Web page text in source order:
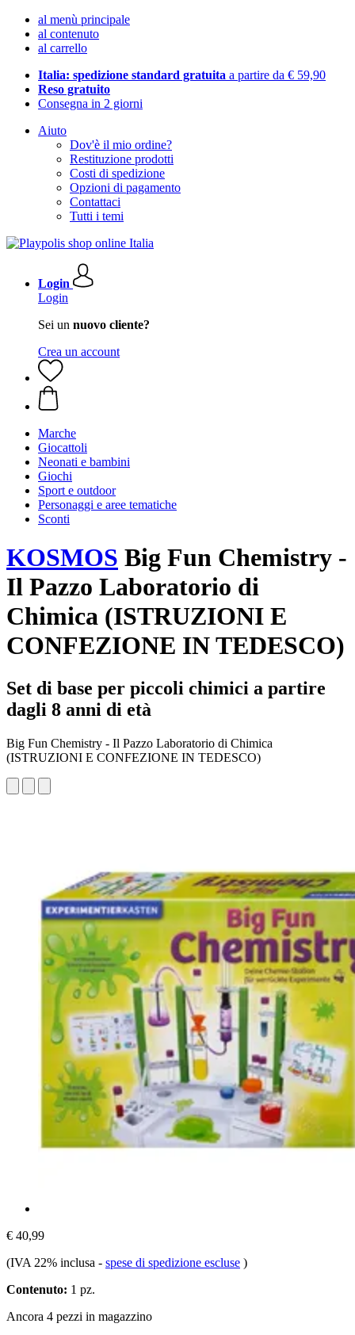
al menù principale
al contenuto
al carrello
Italia: spedizione standard gratuita a partire da € 59,90
Reso gratuito
Consegna in 2 giorni
Aiuto
Dov'è il mio ordine?
Restituzione prodotti
Costi di spedizione
Opzioni di pagamento
Contattaci
Tutti i temi
Login
Login
Sei un nuovo cliente?
Crea un account
Marche
Giocattoli
Neonati e bambini
Giochi
Sport e outdoor
Personaggi e aree tematiche
Sconti
KOSMOS Big Fun Chemistry -
Il Pazzo Laboratorio di
Chimica (ISTRUZIONI E
CONFEZIONE IN TEDESCO)
Set di base per piccoli chimici a partire
dagli 8 anni di età
Big Fun Chemistry - Il Pazzo Laboratorio di Chimica
(ISTRUZIONI E CONFEZIONE IN TEDESCO)
€ 40,99
(IVA 22% inclusa - spese di spedizione escluse )
Contenuto: 1 pz.
Ancora 4 pezzi in magazzino